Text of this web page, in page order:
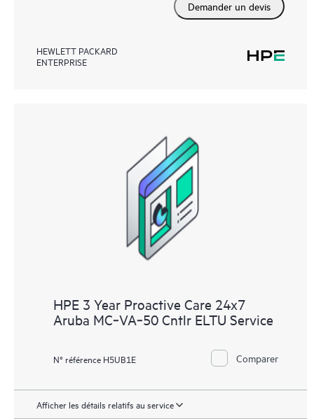
Demander un devis
HEWLETT PACKARD
ENTERPRISE
HPE 3 Year Proactive Care 24x7
Aruba MC‑VA‑50 Cntlr ELTU Service
N° référence H5UB1E Comparer
Afficher les détails relatifs au service